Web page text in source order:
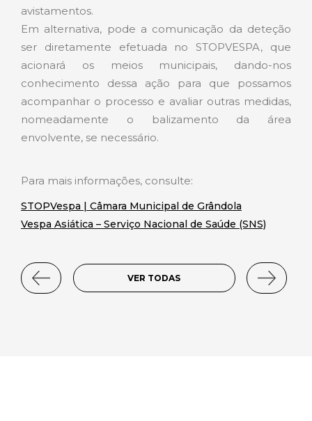
avistamentos.
Em alternativa, pode a comunicação da deteção
ser diretamente efetuada no STOPVESPA, que
acionará os meios municipais, dando-nos
conhecimento dessa ação para que possamos
acompanhar o processo e avaliar outras medidas,
nomeadamente o balizamento da área
envolvente, se necessário.
Para mais informações, consulte:
STOPVespa | Câmara Municipal de Grândola
Vespa Asiática – Serviço Nacional de Saúde (SNS)
VER TODAS